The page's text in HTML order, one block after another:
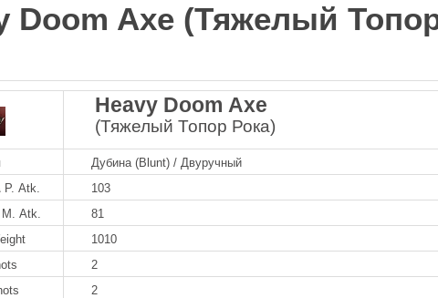
Doom Axe (Тяжелый
Heavy Doom Axe
(Тяжелый Топор Рока)
Дубина (Blunt) / Двуручный
P. Atk.
103
M. Atk.
81
1010
2
2